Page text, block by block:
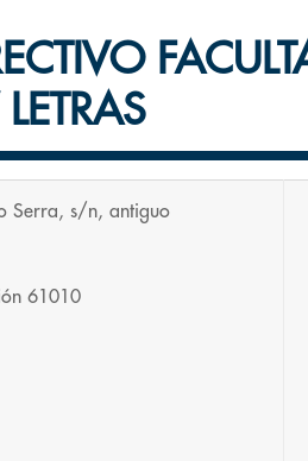
Serra, s/n, antiguo
61010